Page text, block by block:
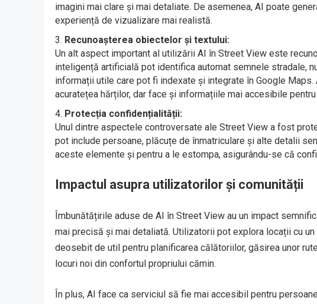
imagini mai clare și mai detaliate. De asemenea, AI poate
experiență de vizualizare mai realistă.
Recunoașterea obiectelor și textului:
Un alt aspect important al utilizării AI în Street View este
inteligență artificială pot identifica automat semnele stradale,
informații utile care pot fi indexate și integrate în Google
acuratețea hărților, dar face și informațiile mai accesibile
Protecția confidențialității:
Unul dintre aspectele controversate ale Street View a fost
pot include persoane, plăcuțe de înmatriculare și alte detalii
aceste elemente și pentru a le estompa, asigurându-se că
Impactul asupra utilizatorilor și comunității
Îmbunătățirile aduse de AI în Street View au un impact
mai precisă și mai detaliată. Utilizatorii pot explora locații cu
deosebit de util pentru planificarea călătoriilor, găsirea unor
locuri noi din confortul propriului cămin.
În plus, AI face ca serviciul să fie mai accesibil pentru